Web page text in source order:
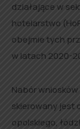
działające w
hotelarstwo
obejmie tych
w latach 2020-
Nabór
skierowany jest
opolskiego,